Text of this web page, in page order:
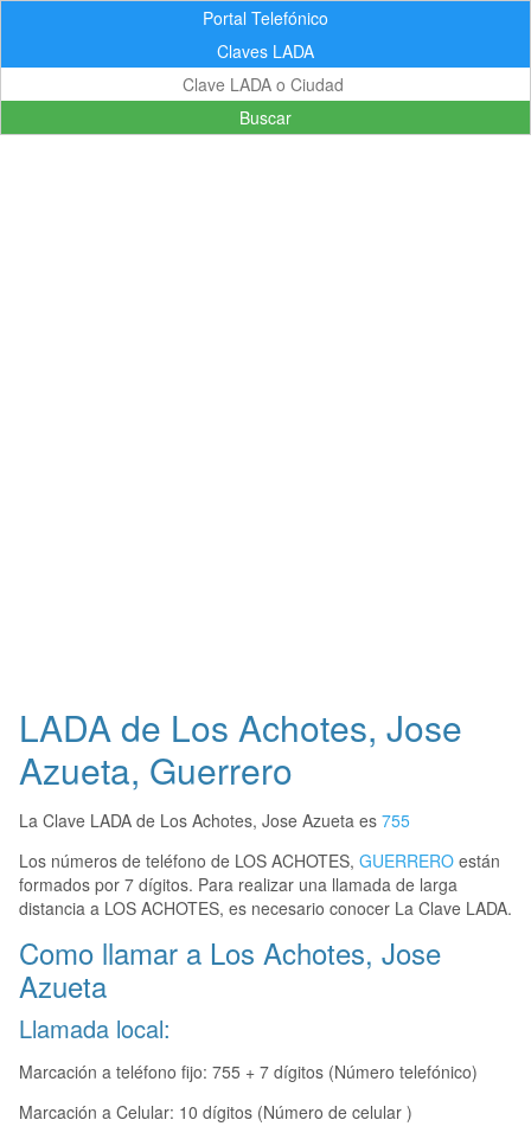
Portal Telefónico
Claves LADA
Buscar
LADA de Los Achotes, Jose
Azueta, Guerrero
La Clave LADA de Los Achotes, Jose Azueta es 755
Los números de teléfono de LOS ACHOTES, GUERRERO están
formados por 7 dígitos. Para realizar una llamada de larga
distancia a LOS ACHOTES, es necesario conocer La Clave LADA.
Como llamar a Los Achotes, Jose
Azueta
Llamada local:
Marcación a teléfono fijo: 755 + 7 dígitos (Número telefónico)
Marcación a Celular: 10 dígitos (Número de celular )